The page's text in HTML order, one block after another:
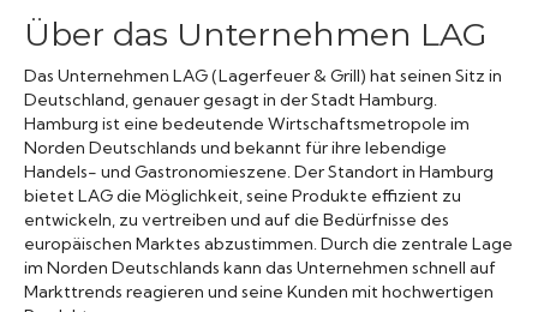
Über das Unternehmen LAG
Das Unternehmen LAG (Lagerfeuer & Grill) hat seinen Sitz in
Deutschland, genauer gesagt in der Stadt Hamburg.
Hamburg ist eine bedeutende Wirtschaftsmetropole im
Norden Deutschlands und bekannt für ihre lebendige
Handels- und Gastronomieszene. Der Standort in Hamburg
bietet LAG die Möglichkeit, seine Produkte effizient zu
entwickeln, zu vertreiben und auf die Bedürfnisse des
europäischen Marktes abzustimmen. Durch die zentrale Lage
im Norden Deutschlands kann das Unternehmen schnell auf
Markttrends reagieren und seine Kunden mit hochwertigen